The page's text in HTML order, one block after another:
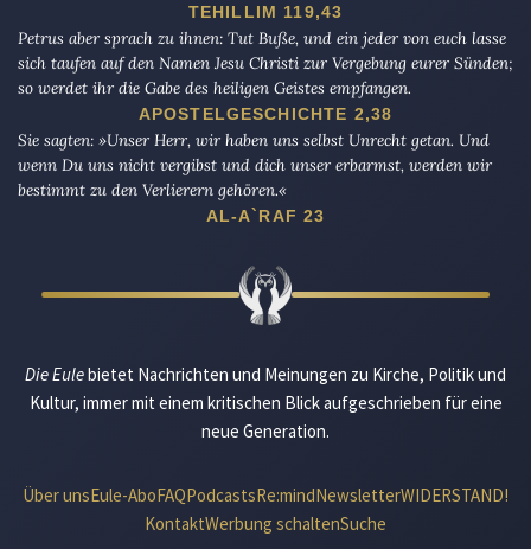
TEHILLIM 119,43
Petrus aber sprach zu ihnen: Tut Buße, und ein jeder von euch lasse
sich taufen auf den Namen Jesu Christi zur Vergebung eurer Sünden;
so werdet ihr die Gabe des heiligen Geistes empfangen.
APOSTELGESCHICHTE 2,38
Sie sagten: »Unser Herr, wir haben uns selbst Unrecht getan. Und
wenn Du uns nicht vergibst und dich unser erbarmst, werden wir
bestimmt zu den Verlierern gehören.«
AL-A`RAF 23
Die Eulebietet Nachrichten und Meinungen zu Kirche, Politik und
Kultur, immer mit einem kritischen Blick aufgeschrieben für eine
neue Generation.
Über unsEule-AboFAQPodcastsRe:mindNewsletterWIDERSTAND!
KontaktWerbung schaltenSuche